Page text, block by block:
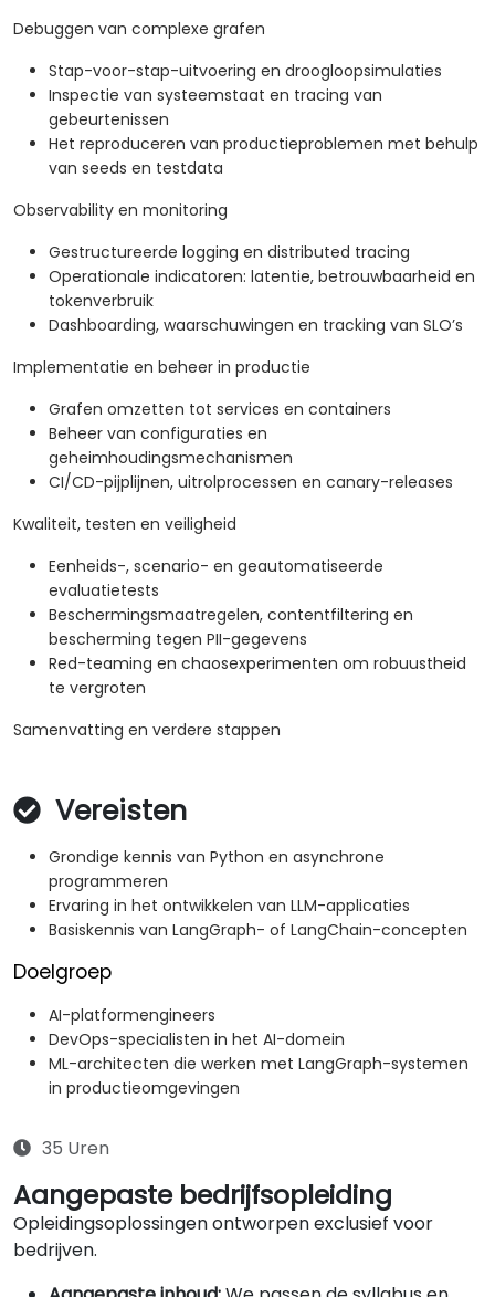
Debuggen van complexe grafen
Stap-voor-stap-uitvoering en droogloopsimulaties
Inspectie van systeemstaat en tracing van
gebeurtenissen
Het reproduceren van productieproblemen met behulp
van seeds en testdata
Observability en monitoring
Gestructureerde logging en distributed tracing
Operationale indicatoren: latentie, betrouwbaarheid en
tokenverbruik
Dashboarding, waarschuwingen en tracking van SLO’s
Implementatie en beheer in productie
Grafen omzetten tot services en containers
Beheer van configuraties en
geheimhoudingsmechanismen
CI/CD-pijplijnen, uitrolprocessen en canary-releases
Kwaliteit, testen en veiligheid
Eenheids-, scenario- en geautomatiseerde
evaluatietests
Beschermingsmaatregelen, contentfiltering en
bescherming tegen PII-gegevens
Red-teaming en chaosexperimenten om robuustheid
te vergroten
Samenvatting en verdere stappen
Vereisten
Grondige kennis van Python en asynchrone
programmeren
Ervaring in het ontwikkelen van LLM-applicaties
Basiskennis van LangGraph- of LangChain-concepten
Doelgroep
AI-platformengineers
DevOps-specialisten in het AI-domein
ML-architecten die werken met LangGraph-systemen
in productieomgevingen
35 Uren
Aangepaste bedrijfsopleiding
Opleidingsoplossingen ontworpen exclusief voor
bedrijven.